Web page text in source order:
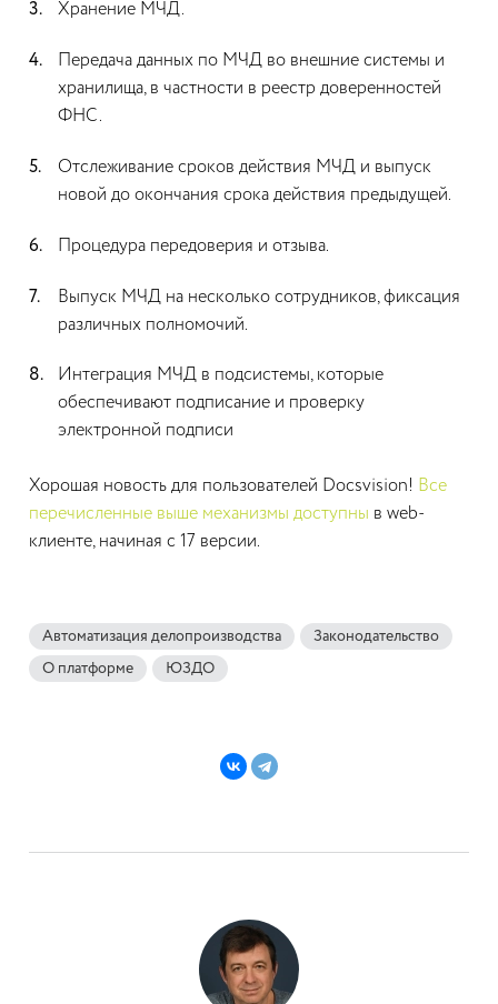
Хранение МЧД.
Передача данных по МЧД во внешние системы и
хранилища, в частности в реестр доверенностей
ФНС.
Отслеживание сроков действия МЧД и выпуск
новой до окончания срока действия предыдущей.
Процедура передоверия и отзыва.
Выпуск МЧД на несколько сотрудников, фиксация
различных полномочий.
Интеграция МЧД в подсистемы, которые
обеспечивают подписание и проверку
электронной подписи
Хорошая новость для пользователей Docsvision! Все
перечисленные выше механизмы доступны в web-
клиенте, начиная с 17 версии.
Автоматизация делопроизводства Законодательство
О платформе ЮЗДО